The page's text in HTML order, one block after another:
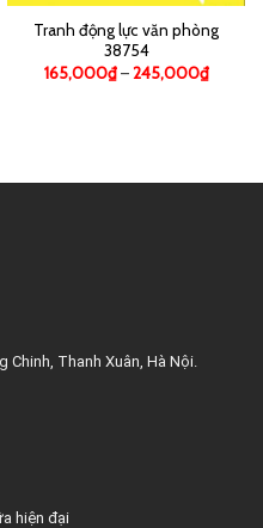
Tranh động lực văn phòng
38754
165,000₫–245,000₫
Thanh Xuân, Hà Nội.
hiện đại